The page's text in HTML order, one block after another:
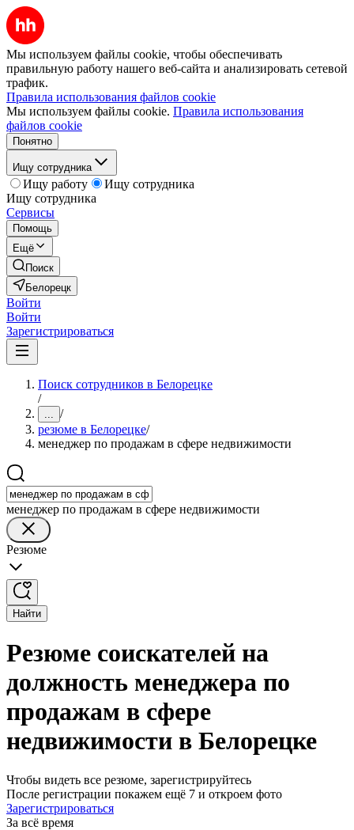
Мы используем файлы cookie, чтобы обеспечивать
правильную работу нашего веб-сайта и анализировать сетевой
трафик.
Правила использования файлов cookie
Мы используем файлы cookie. Правила использования
файлов cookie
Понятно
Ищу сотрудника
Ищу работу
Ищу сотрудника
Ищу сотрудника
Сервисы
Помощь
Ещё
Поиск
Белорецк
Войти
Войти
Зарегистрироваться
Поиск сотрудников в Белорецке
/
... /
резюме в Белорецке/
менеджер по продажам в сфере недвижимости
менеджер по продажам в сфере недвижимости
Резюме
Найти
Резюме соискателей на
должность менеджера по
продажам в сфере
недвижимости в Белорецке
Чтобы видеть все резюме, зарегистрируйтесь
После регистрации покажем ещё 7 и откроем фото
Зарегистрироваться
За всё время